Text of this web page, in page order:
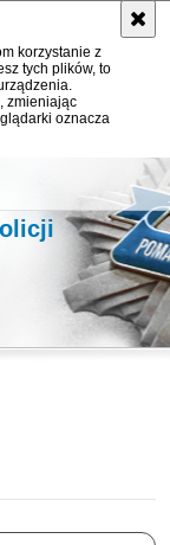
korzystanie z
tych plików, to
zmieniając
oznacza